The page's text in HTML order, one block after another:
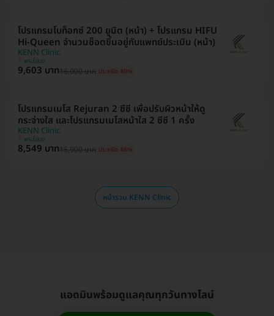
โปรแกรมโบท็อกซ์ 200 ยูนิต (หน้า) + โปรแกรม HIFU
Hi-Queen จำนวนช็อตขึ้นอยู่กับแพทย์ประเมิน (หน้า)
KENN Clinic
พระโขนง
9,603 บาท16,000 บาท ประหยัด 40%
โปรแกรมเมโส Rejuran 2 ซีซี เพื่อปรับผิวหน้าให้ดู
กระจ่างใส และโปรแกรมเมโสหน้าใส 2 ซีซี 1 ครั้ง
KENN Clinic
พระโขนง
8,549 บาท15,900 บาท ประหยัด 46%
หน้ารวม KENN Clinic
แอดมินพร้อมดูแลคุณทุกวันทางไลน์